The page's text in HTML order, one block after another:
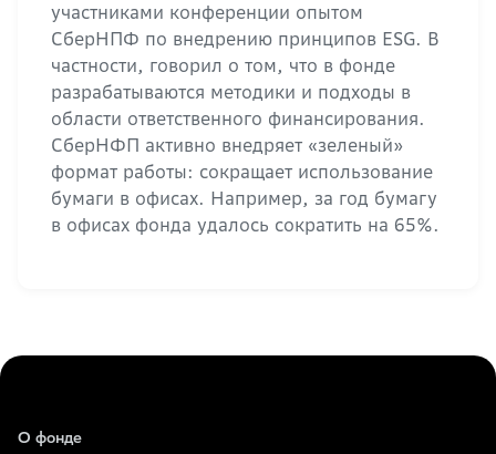
участниками конференции опытом
СберНПФ по внедрению принципов ESG. В
частности, говорил о том, что в фонде
разрабатываются методики и подходы в
области ответственного финансирования.
СберНФП активно внедряет «зеленый»
формат работы: сокращает использование
бумаги в офисах. Например, за год бумагу
в офисах фонда удалось сократить на 65%.
О фонде